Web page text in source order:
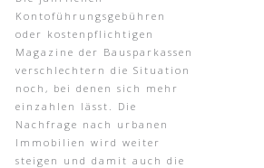
Kontoführungsgebühren
oder kostenpflichtigen
Magazine der Bausparkassen
verschlechtern die Situation
noch, bei denen sich mehr
einzahlen lässt. Die
Nachfrage nach urbanen
Immobilien wird weiter
steigen und damit auch die